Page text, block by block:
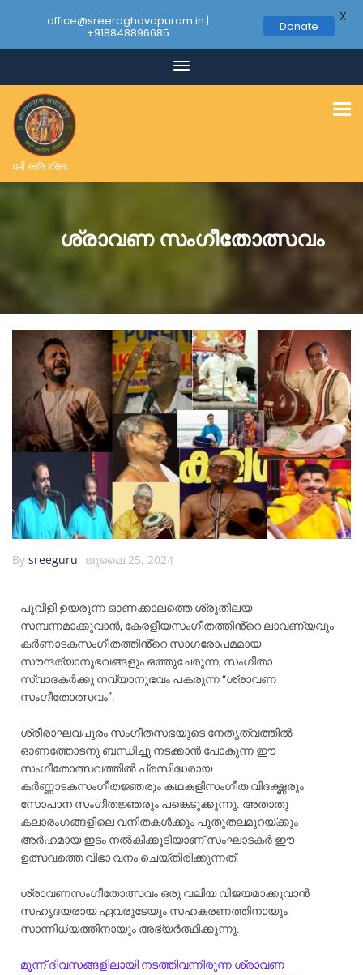
धर्मो रक्षति रक्षितः
ശ്രാവണ സംഗീതോത്സവം
By sreeguru ജൂലൈ 25, 2024
പൂവിളി ഉയരുന്ന ഓണക്കാലത്തെ ശ്രുതിലയ
സമ്പന്നമാക്കുവാൻ, കേരളീയസംഗീതത്തിൻ്റെ ലാവണ്യവും
കർണാടകസംഗീതത്തിൻ്റെ സാഗരോപമമായ
സൗന്ദര്യാനുഭവങ്ങളും ഒത്തുചേരുന്ന, സംഗീതാ
സ്വാദകർക്കു നവ്യാനുഭവം പകരുന്ന “ശ്രാവണ
സംഗീതോത്സവം”.
ശ്രീരാഘവപുരം സംഗീതസഭയുടെ നേതൃത്വത്തിൽ
ഓണത്തോടനു ബന്ധിച്ചു നടക്കാൻ പോകുന്ന ഈ
സംഗീതോത്സവത്തിൽ പ്രസിദ്ധരായ
കർണ്ണാടകസംഗീതജ്ഞരും കഥകളിസംഗീത വിദഗ്ദ്ധരും
സോപാന സംഗീതജ്ഞരും പങ്കെടുക്കുന്നു. അതാതു
കലാരംഗങ്ങളിലെ വനിതകൾക്കും പുതുതലമുറയ്ക്കും
അർഹമായ ഇടം നൽകിക്കൂടിയാണ് സംഘാടകർ ഈ
ഉത്സവത്തെ വിഭാ വനം ചെയ്തിരിക്കുന്നത്.
ശ്രാവണസംഗീതോത്സവം ഒരു വലിയ വിജയമാക്കുവാൻ
സഹൃദയരായ ഏവരുടേയും സഹകരണത്തിനായും
സാന്നിധ്യത്തിനായും അഭ്യർത്ഥിക്കുന്നു.
മൂന്ന് ദിവസങ്ങളിലായി നടത്തിവന്നിരുന്ന ശ്രാവണ
office@sreeraghavapuram.in |
+918848896685 Donate
X